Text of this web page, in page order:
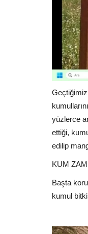
Geçtiğimiz
yüzlerce
ettiği,
edilip
KUM
Başta
kumul